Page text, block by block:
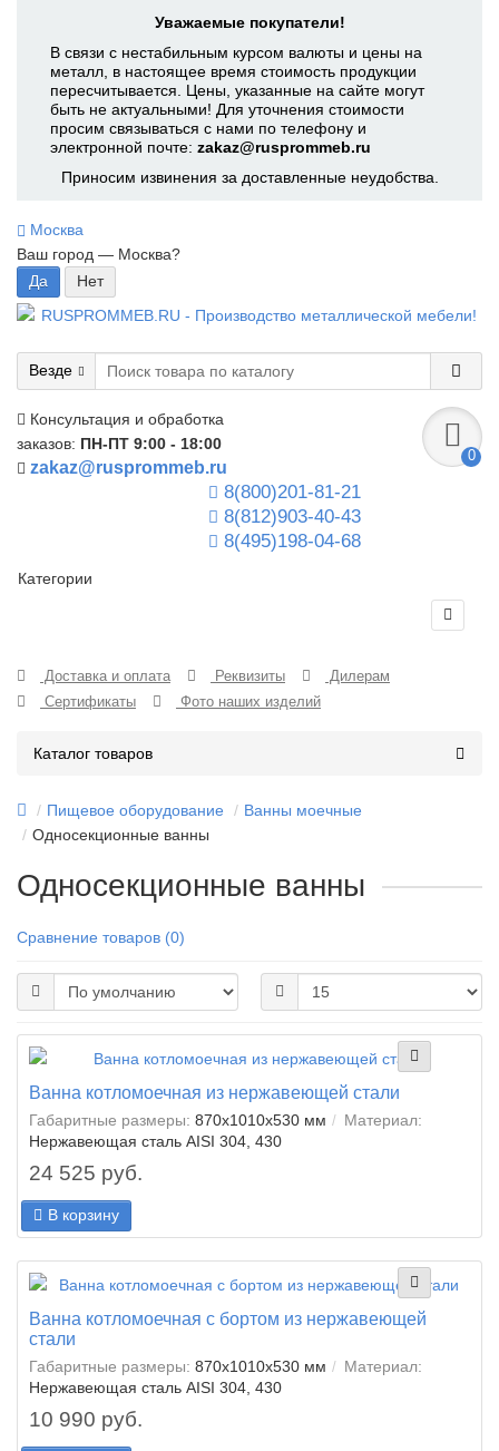
Уважаемые покупатели!
В связи с нестабильным курсом валюты и цены на
металл, в настоящее время стоимость продукции
пересчитывается. Цены, указанные на сайте могут
быть не актуальными! Для уточнения стоимости
просим связываться с нами по телефону и
электронной почте: zakaz@rusprommeb.ru
Приносим извинения за доставленные неудобства.
Москва
Ваш город — Москва?
Везде
Консультация и обработка
заказов: ПН-ПТ 9:00 - 18:00
zakaz@rusprommeb.ru
8(800)201-81-21
8(812)903-40-43
8(495)198-04-68
0
Категории
Доставка и оплата Реквизиты
Дилерам
Сертификаты
Фото наших изделий
Каталог товаров
Пищевое оборудование
Ванны моечные
Односекционные ванны
Односекционные ванны
Сравнение товаров (0)
Ванна котломоечная из нержавеющей стали
Габаритные размеры: 870x1010x530 мм
Материал:
Нержавеющая сталь AISI 304, 430
24 525 руб.
В корзину
Ванна котломоечная с бортом из нержавеющей
стали
Габаритные размеры: 870x1010x530 мм
Материал:
Нержавеющая сталь AISI 304, 430
10 990 руб.